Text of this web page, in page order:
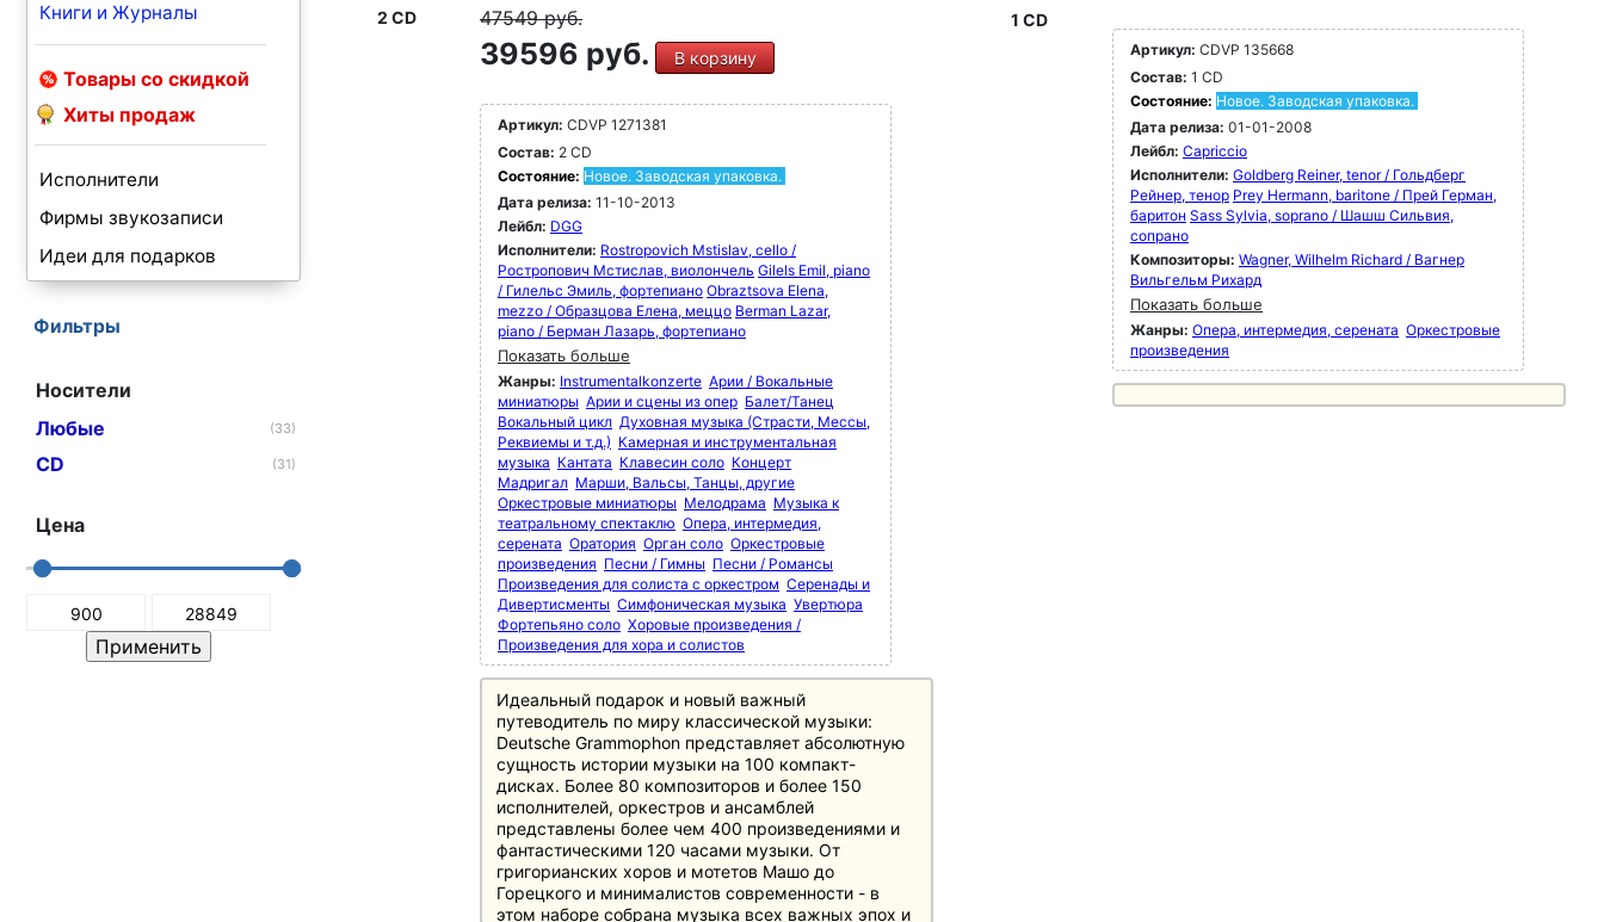
Книги и Журналы
Товары со скидкой
Хиты продаж
Исполнители
Фирмы звукозаписи
Идеи для подарков
Фильтры
Носители
Любые
(33)
CD (31)
Цена
2 CD 47549руб.
39596 руб. В корзину
Артикул: CDVP 1271381
Состав: 2 CD
Состояние: Новое. Заводская упаковка.
Дата релиза: 11-10-2013
Лейбл: DGG
Исполнители: Rostropovich Mstislav, cello /
Ростропович Мстислав, виолончель Gilels Emil, piano
/ Гилельс Эмиль, фортепиано Obraztsova Elena,
mezzo / Образцова Елена, меццо Berman Lazar,
piano / Берман Лазарь, фортепиано
Показать больше
Жанры: Instrumentalkonzerte Арии / Вокальные
миниатюры Арии и сцены из опер Балет/Танец
Вокальный цикл Духовная музыка (Страсти, Мессы,
Реквиемы и т.д.) Камерная и инструментальная
музыка Кантата Клавесин соло Концерт
Мадригал Марши, Вальсы, Танцы, другие
Оркестровые миниатюры Мелодрама Музыка к
театральному спектаклю Опера, интермедия,
серената Оратория Орган соло Оркестровые
произведения Песни / Гимны Песни / Романсы
Произведения для солиста с оркестром Серенады и
Дивертисменты Симфоническая музыка Увертюра
Фортепьяно соло Хоровые произведения /
Произведения для хора и солистов
Идеальный подарок и новый важный
путеводитель по миру классической музыки:
Deutsche Grammophon представляет абсолютную
сущность истории музыки на 100 компакт-
дисках. Более 80 композиторов и более 150
исполнителей, оркестров и ансамблей
представлены более чем 400 произведениями и
фантастическими 120 часами музыки. От
григорианских хоров и мотетов Машо до
Горецкого и минималистов современности - в
этом наборе собрана музыка всех важных эпох и
1 CD
Артикул: CDVP 135668
Состав: 1 CD
Состояние: Новое. Заводская упаковка.
Дата релиза: 01-01-2008
Лейбл: Capriccio
Исполнители: Goldberg Reiner, tenor / Гольдберг
Рейнер, тенор Prey Hermann, baritone / Прей Герман,
баритон Sass Sylvia, soprano / Шашш Сильвия,
сопрано
Композиторы: Wagner, Wilhelm Richard / Вагнер
Вильгельм Рихард
Показать больше
Жанры: Опера, интермедия, серената Оркестровые
произведения